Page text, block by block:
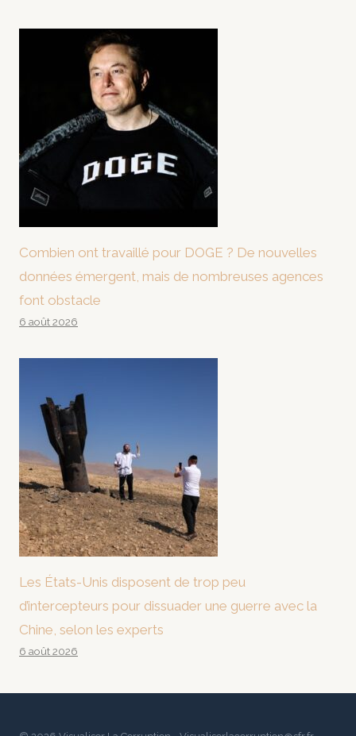
Combien ont travaillé pour DOGE ? De nouvelles
données émergent, mais de nombreuses agences
font obstacle
6 août 2026
Les États-Unis disposent de trop peu
d’intercepteurs pour dissuader une guerre avec la
Chine, selon les experts
6 août 2026